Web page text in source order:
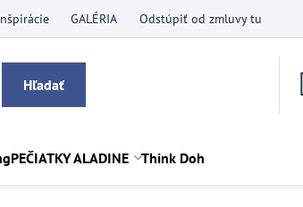
GALÉRIA Odstúpiť od zmluvy tu
Hľadať
PEČIATKY ALADINE Think Doh